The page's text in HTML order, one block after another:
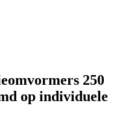
250
op individuele